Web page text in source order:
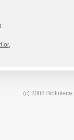
(c) 2008 Biblioteca